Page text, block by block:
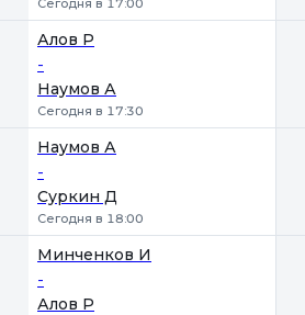
Сегодня в 17:00
Алов Р
-
Наумов А
Сегодня в 17:30
Наумов А
-
Суркин Д
Сегодня в 18:00
Минченков И
-
Алов Р